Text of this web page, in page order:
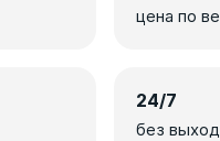
цена по
24/7
без